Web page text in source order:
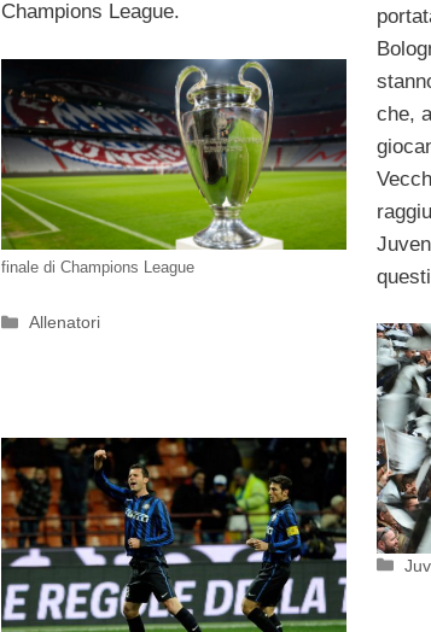
Champions League.
finale di Champions League
Categorie
Allenatori
che,